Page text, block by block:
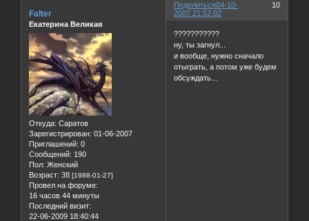
Поделиться 10
04-10-
2007 21:52:02
Falter
Екатерина Великая
Откуда: Саратов
Зарегистрирован: 01-06-2007
Приглашений: 0
Сообщений: 190
Пол: Женский
Возраст: 38 [1988-01-27]
Провел на форуме:
16 часов 44 минуты
Последний визит:
22-06-2009 18:40:44
???????????
ну, ты загнул...
и вообще, нужно сначало
отыграть, а потом уже будем
обсуждать...